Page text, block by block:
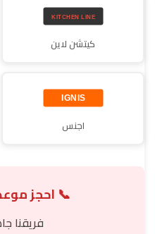
كيتشن لاين
اجنس
📞 احجز
فريقنا